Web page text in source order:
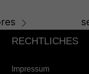
RECHTLICHES
Impressum